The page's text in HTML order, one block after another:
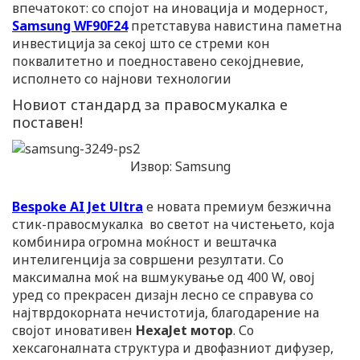
впечатокот: со спојот на иновација и модерност,
Samsung WF90F24претставува навистина паметна
инвестиција за секој што се стреми кон
поквалитетно и поедноставено секојдневие,
исполнето со најнови технологии
Новиот стандард за правосмукалка е
поставен!
Извор: Samsung
Bespoke AI Jet Ultra е новата премиум безжична
стик-правосмукалка во светот на чистењето, која
комбинира огромна моќност и вештачка
интелигенција за совршени резултати. Со
максимална моќ на вшмукување од 400 W, овој
уред со прекрасен дизајн лесно се справува со
најтврдокорната нечистотија, благодарение на
својот иновативен HexaJet мотор. Со
хексагоналната структура и двофазниот дифузер,